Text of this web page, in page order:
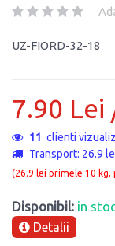
UZ-FIORD-32-18
11 clienti
Transport: 26.9
(26.9 lei primele 10 kg,
Disponibil: in
Detalii